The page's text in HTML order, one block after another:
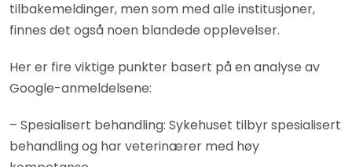
tilbakemeldinger, men som med alle institusjoner,
finnes det også noen blandede opplevelser.
Her er fire viktige punkter basert på en analyse av
Google-anmeldelsene:
– Spesialisert behandling: Sykehuset tilbyr spesialisert
behandling og har veterinærer med høy